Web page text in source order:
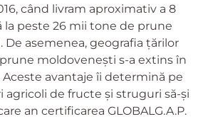
când livram aproximativ a 8
la peste 26 mii tone de prune
De asemenea, geografia țărilor
moldovenești s-a extins în
Aceste avantaje îi determină pe
de fructe și struguri să-și
an certificarea GLOBALG.A.P.